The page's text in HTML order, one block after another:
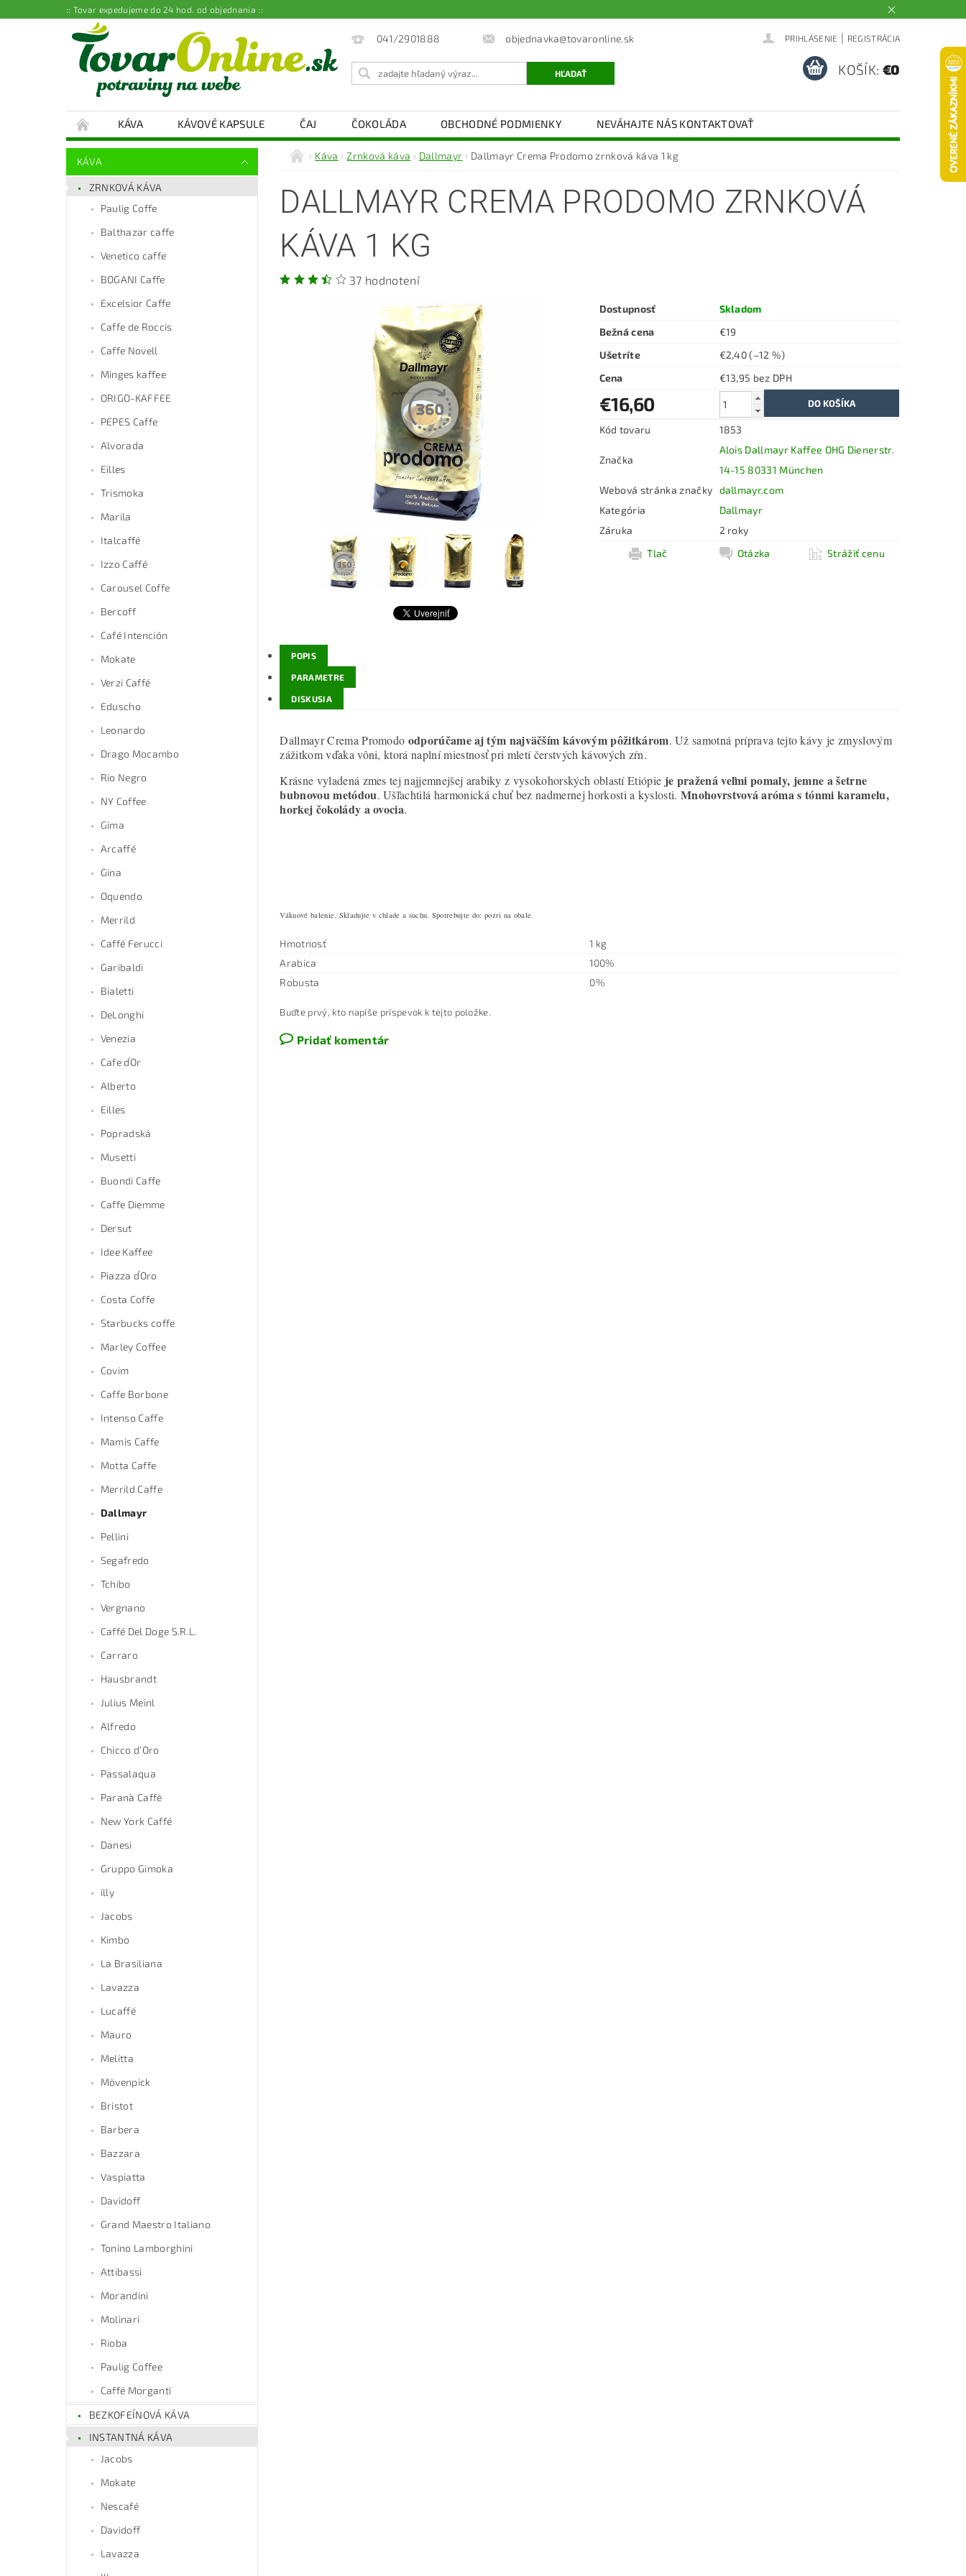
:: Tovar expedujeme do 24 hod. od objednania ::
041/2901888 objednavka@tovaronline.sk PRIHLÁSENIE | REGISTRÁCIA
KOŠÍK: €0
KÁVA KÁVOVÉ KAPSULE ČAJ ČOKOLÁDA OBCHODNÉ PODMIENKY NEVÁHAJTE NÁS KONTAKTOVAŤ
KÁVA
ZRNKOVÁ KÁVA
Paulig Coffe
Balthazar caffe
Venetico caffe
BOGANI Caffe
Excelsior Caffe
Caffe de Roccis
Caffe Novell
Minges kaffee
ORIGO-KAFFEE
PEPES Caffe
Alvorada
Eilles
Trismoka
Marila
Italcaffé
Izzo Caffé
Carousel Coffe
Bercoff
Café Intención
Mokate
Verzi Caffé
Eduscho
Leonardo
Drago Mocambo
Rio Negro
NY Coffee
Gima
Arcaffé
Gina
Oquendo
Merrild
Caffé Ferucci
Garibaldi
Bialetti
DeLonghi
Venezia
Cafe d´Or
Alberto
Eilles
Popradská
Musetti
Buondi Caffe
Caffe Diemme
Dersut
Idee Kaffee
Piazza d´Oro
Costa Coffe
Starbucks coffe
Marley Coffee
Covim
Caffe Borbone
Intenso Caffe
Mamis Caffe
Motta Caffe
Merrild Caffe
Dallmayr
Pellini
Segafredo
Tchibo
Vergnano
Caffé Del Doge S.R.L.
Carraro
Hausbrandt
Julius Meinl
Alfredo
Chicco d’Oro
Passalaqua
Paranà Caffè
New York Caffé
Danesi
Gruppo Gimoka
illy
Jacobs
Kimbo
La Brasiliana
Lavazza
Lucaffé
Mauro
Melitta
Mövenpick
Bristot
Barbera
Bazzara
Vaspiatta
Davidoff
Grand Maestro Italiano
Tonino Lamborghini
Attibassi
Morandini
Molinari
Rioba
Paulig Coffee
Caffé Morganti
BEZKOFEÍNOVÁ KÁVA
INSTANTNÁ KÁVA
Jacobs
Mokate
Nescafé
Davidoff
Lavazza
Káva Zrnková káva Dallmayr Dallmayr Crema Prodomo zrnková káva 1 kg
DALLMAYR CREMA PRODOMO ZRNKOVÁ
KÁVA 1 KG
37 hodnotení
Dostupnosť
Skladom
Bežná cena
€19
Ušetríte
€2,40(–12 %)
Cena
€13,95 bez DPH
€16,60
Kód tovaru 1853
Značka
Alois Dallmayr Kaffee OHG Dienerstr.
14-15 80331 München
Webová stránka značky dallmayr.com
Kategória
Dallmayr
Záruka
2 roky
Tlač
Otázka Strážiť cenu
POPIS
PARAMETRE
DISKUSIA
Dallmayr Crema Promodo odporúčame aj tým najväčším kávovým pôžitkárom. Už samotná príprava tejto kávy je zmyslovým
zážitkom vďaka vôni, ktorá naplní miestnosť pri mletí čerstvých kávových zŕn.
Krásne vyladená zmes tej najjemnejšej arabiky z vysokohorských oblastí Etiópie je pražená veľmi pomaly, jemne a šetrne
bubnovou metódou. Ušľachtilá harmonická chuť bez nadmernej horkosti a kyslosti.Mnohovrstvová aróma s tónmi karamelu,
horkej čokolády a ovocia.
Vákuové balenie. Skladujte v chlade a suchu. Spotrebujte do: pozri na obale.
Hmotnosť
1 kg
Arabica
100%
Robusta
0%
Buďte prvý, kto napíše príspevok k tejto položke.
Pridať komentár